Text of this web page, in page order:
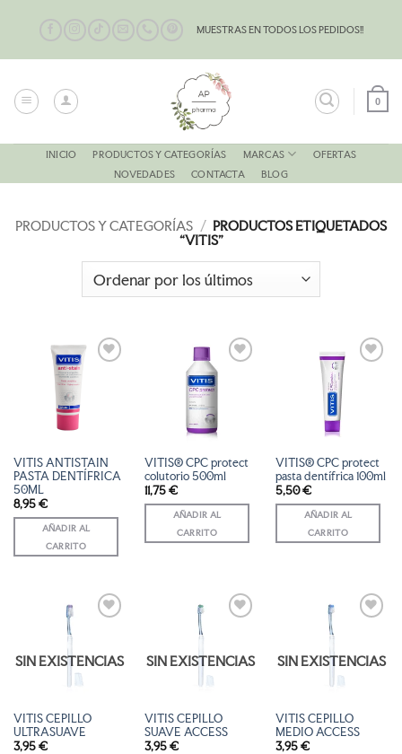
contenido
MUESTRAS EN TODOS LOS PEDIDOS!!
0
INICIO PRODUCTOS Y CATEGORÍAS MARCAS
OFERTAS
NOVEDADES
CONTACTA BLOG
PRODUCTOS Y CATEGORÍAS / PRODUCTOS ETIQUETADOS
“VITIS”
AÑADIR
DESEOS
VITIS ANTISTAIN
PASTA DENTÍFRICA
50ML
8,95 €
AÑADIR AL
CARRITO
AÑADIR
A LA
DE
DESEOS
VITIS® CPC protect
colutorio 500ml
11,75 €
AÑADIR AL
CARRITO
AÑADIR
A LA
LISTA
DESEOS
VITIS® CPC protect
pasta dentífrica 100ml
5,50€
AÑADIR AL
CARRITO
LISTA
SIN EXISTENCIAS
VITIS CEPILLO
ULTRASUAVE
3,95 €
LISTA
DESEOS
SIN EXISTENCIAS
VITIS CEPILLO
SUAVE ACCESS
3,95 €
LISTA
DESEOS
SIN EXISTENCIAS
VITIS CEPILLO
MEDIO ACCESS
3,95 €